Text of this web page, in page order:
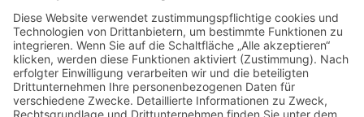
BIENENZUCHTVEREIN SULZBACH-ROSENBERG
1871 E.V.
1. Vorsitzender
Matthias Bohmann
Siebeneichen 13